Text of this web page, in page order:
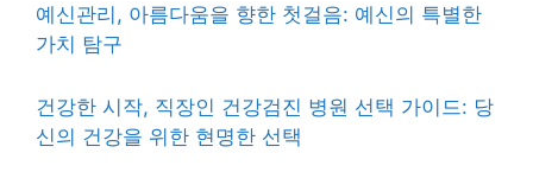
예신관리, 아름다움을 향한 첫걸음: 예신의 특별한
가치 탐구
건강한 시작, 직장인 건강검진 병원 선택 가이드: 당
신의 건강을 위한 현명한 선택